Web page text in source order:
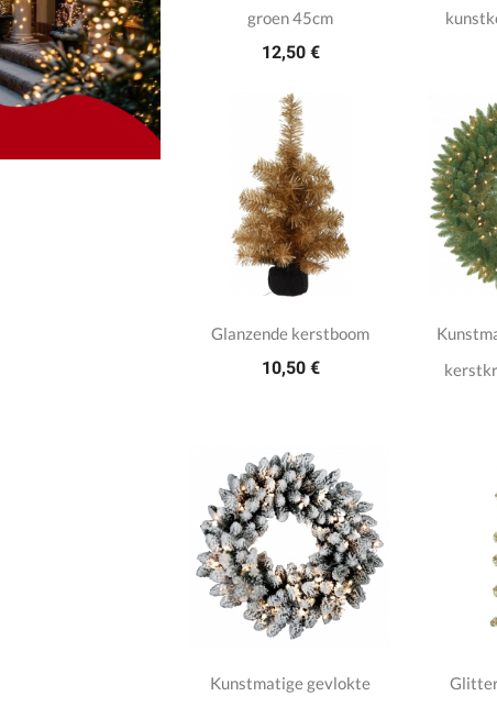
groen 45cm
12,50 €
Glanzende kerstboom
10,50 €
Kunstmatige gevlokte